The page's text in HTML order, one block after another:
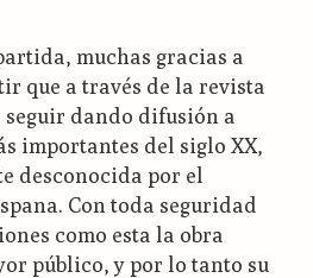
muchas gracias a
que a través de la revista
seguir dando difusión a
importantes del siglo XX,
desconocida por el
Con toda seguridad
como esta la obra
público, y por lo tanto su